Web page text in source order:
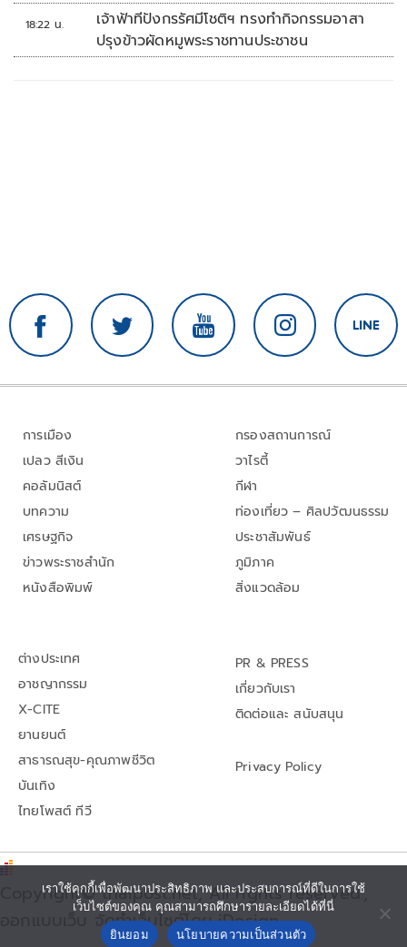
18:22 น.
เจ้าฟ้าทีปังกรรัศมีโชติฯ ทรงทำกิจกรรมอาสา
ปรุงข้าวผัดหมูพระราชทานประชาชน
การเมือง
เปลว สีเงิน
คอลัมนิสต์
บทความ
เศรษฐกิจ
ข่าวพระราชสำนัก
หนังสือพิมพ์
กรองสถานการณ์
วาไรตี้
กีฬา
ท่องเที่ยว – ศิลปวัฒนธรรม
ประชาสัมพันธ์
ภูมิภาค
สิ่งแวดล้อม
ต่างประเทศ
อาชญากรรม
X-CITE
ยานยนต์
สาธารณสุข-คุณภาพชีวิต
บันเทิง
ไทยโพสต์ ทีวี
PR & PRESS
เกี่ยวกับเรา
ติดต่อและ สนับสนุน
Privacy Policy
Copyright© thaipost.net, All rights reserved.,
ออกแบบเว็บ จัดทำเว็บไซต์โดย iDesign
เราใช้คุกกี้เพื่อพัฒนาประสิทธิภาพ และประสบการณ์ที่ดีในการใช้
เว็บไซต์ของคุณ คุณสามารถศึกษารายละเอียดได้ที่นี่
ยินยอม
นโยบายความเป็นส่วนตัว